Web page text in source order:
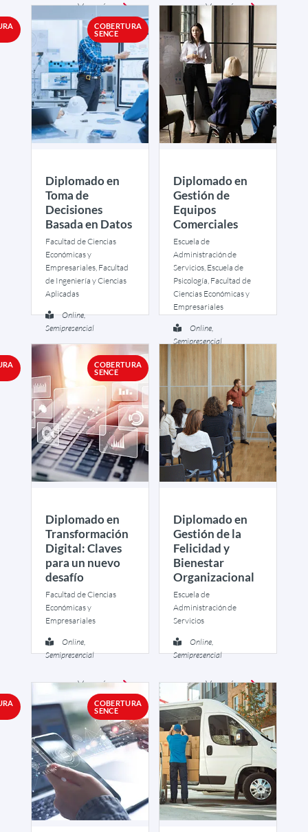
Ver más Ver más
Diplomado en
Toma de
Decisiones
Basada en Datos
Facultad de Ciencias
Económicas y
Empresariales, Facultad
de Ingeniería y Ciencias
Aplicadas
Online,
Semipresencial
Ver más
COBERTURA
SENCE
Diplomado en
Gestión de
Equipos
Comerciales
Escuela de
Administración de
Servicios, Escuela de
Psicología, Facultad de
Ciencias Económicas y
Empresariales
Online,
Semipresencial
Diplomado en
Transformación
Digital: Claves
para un nuevo
desafío
Facultad de Ciencias
Económicas y
Empresariales
Online,
Semipresencial
Ver más
COBERTURA
SENCE
Diplomado en
Gestión de la
Felicidad y
Bienestar
Organizacional
Escuela de
Administración de
Servicios
Online,
Semipresencial
Ver más
COBERTURA
SENCE